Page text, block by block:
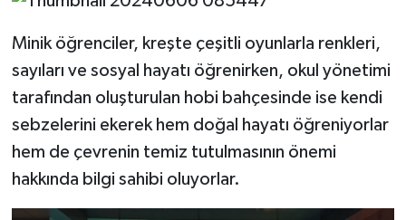
Minik öğrenciler, kreşte çeşitli oyunlarla renkleri,
sayıları ve sosyal hayatı öğrenirken, okul yönetimi
tarafından oluşturulan hobi bahçesinde ise kendi
sebzelerini ekerek hem doğal hayatı öğreniyorlar
hem de çevrenin temiz tutulmasının önemi
hakkında bilgi sahibi oluyorlar.